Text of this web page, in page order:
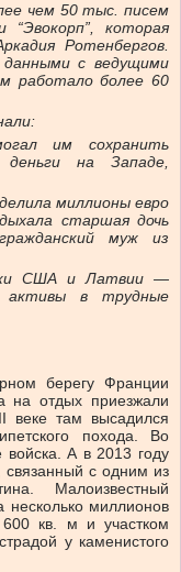
чем 50 тыс. писем
“Эвокорп”, которая
Ротенбергов.
данными с ведущими
работало более 60
им сохранить
на Западе,
миллионы евро
старшая дочь
муж из
США и Латвии —
активы в трудные
берегу Франции
на отдых приезжали
веке там высадился
похода. Во
А в 2013 году
с одним из
Малоизвестный
несколько миллионов
кв. м и участком
у каменистого